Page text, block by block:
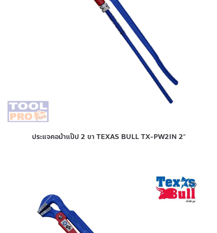
ประแจคอม้าแป๊ป 2 ขา TEXAS BULL TX-PW2IN 2″